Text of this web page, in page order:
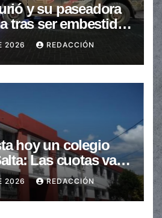
y su paseadora
tras ser embestidas
2026 REDACCIÓN
hoy un colegio
Las cuotas van
más de $600.000
2026 REDACCIÓN